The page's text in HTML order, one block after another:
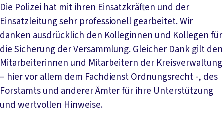
Die Polizei hat mit ihren Einsatzkräften und der
Einsatzleitung sehr professionell gearbeitet. Wir
danken ausdrücklich den Kolleginnen und Kollegen für
die Sicherung der Versammlung. Gleicher Dank gilt den
Mitarbeiterinnen und Mitarbeitern der Kreisverwaltung
– hier vor allem dem Fachdienst Ordnungsrecht -, des
Forstamts und anderer Ämter für ihre Unterstützung
und wertvollen Hinweise.